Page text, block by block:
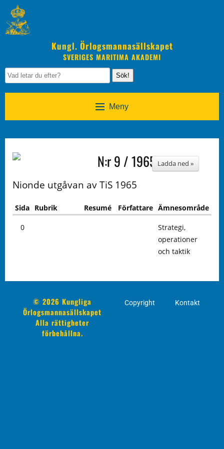
Kungl. Örlogsmannasällskapet
SVERIGES MARITIMA AKADEMI
Sök!
Meny
N:r 9 / 1965 Ladda ned »
Nionde utgåvan av TiS 1965
Sida Rubrik Resumé Författare Ämnesområde
0
Strategi,
operationer
och taktik
© 2026 Kungliga
Örlogsmannasällskapet
Alla rättigheter
förbehållna.
Copyright Kontakt